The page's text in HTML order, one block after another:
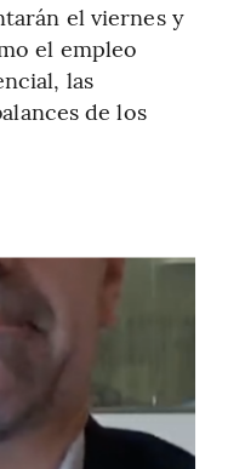
el viernes y
el empleo
las
de los